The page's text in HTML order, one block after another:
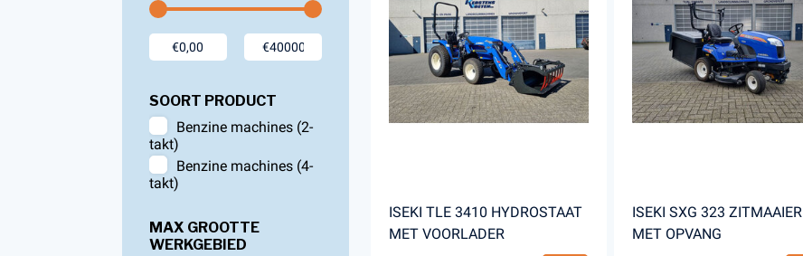
Accessoires voor Handgedragen
machines
(PBM)
Helmen
Broeken
Gezichtsbescherming
Gehoorbescherming
Accu's en Laders
Husqvarna Aspire Accu's en Laders
Husqvarna BLI-X (36V) Accu's en Laders
Brandstof en Smeermiddelen
Speelgoed
SOORT PRODUCT
Benzine machines (2-
takt)
Benzine machines (4-
takt)
MAX GROOTTE
WERKGEBIED
ISEKI TLE 3410 HYDROSTAAT
MET VOORLADER
ISEKI SXG 323 ZITMAAIER
MET OPVANG